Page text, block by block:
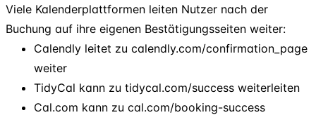
Viele Kalenderplattformen leiten Nutzer nach der
Buchung auf ihre eigenen Bestätigungsseiten weiter:
Calendly leitet zu calendly.com/confirmation_page
weiter
TidyCal kann zu tidycal.com/success weiterleiten
Cal.com kann zu cal.com/booking-success